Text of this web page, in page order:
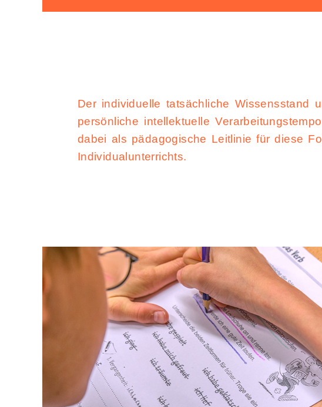
Der individuelle tatsächliche Wissensstand
persönliche intellektuelle
dabei als pädagogische Leitlinie für diese
Individualunterrichts.